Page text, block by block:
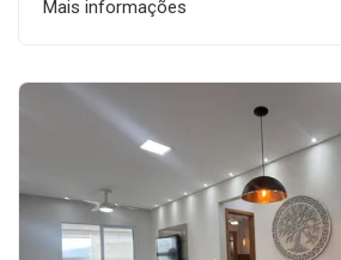
Mais informações